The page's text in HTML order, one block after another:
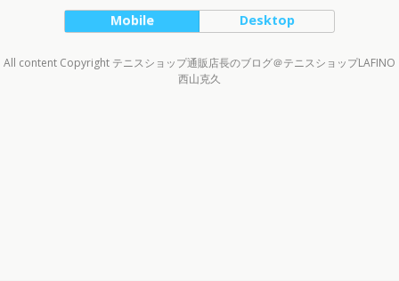
Mobile Desktop
All content Copyright テニスショップ通販店長のブログ＠テニスショップLAFINO
西山克久